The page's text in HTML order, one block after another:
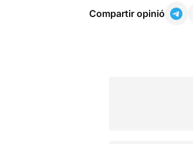
Compartir opinió